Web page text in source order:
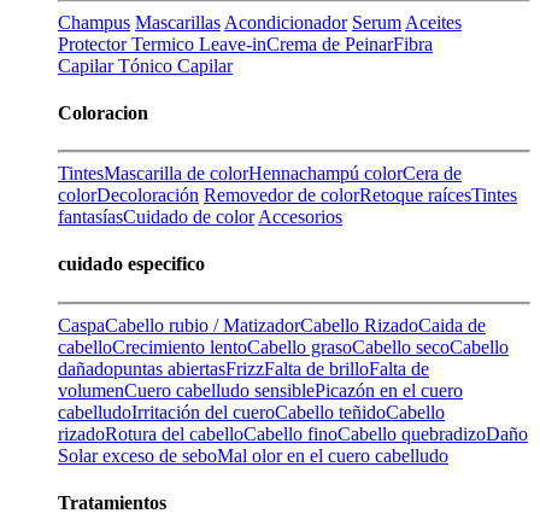
Champus Mascarillas Acondicionador Serum Aceites
Protector Termico Leave-inCrema de PeinarFibra
CapilarTónico Capilar
Coloracion
TintesMascarilla de colorHennachampú colorCera de
colorDecoloración Removedor de colorRetoque raícesTintes
fantasíasCuidado de color Accesorios
cuidado especifico
CaspaCabello rubio / MatizadorCabello RizadoCaida de
cabelloCrecimiento lentoCabello grasoCabello secoCabello
dañadopuntas abiertasFrizzFalta de brilloFalta de
volumenCuero cabelludo sensiblePicazón en el cuero
cabelludoIrritación del cueroCabello teñidoCabello
rizadoRotura del cabelloCabello finoCabello quebradizoDaño
Solarexceso de seboMal olor en el cuero cabelludo
Tratamientos